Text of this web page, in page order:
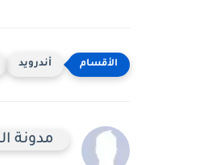
أندرويد
مدونة